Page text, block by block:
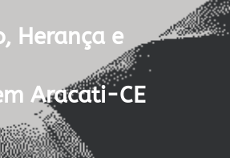
Herança e
Aracati-CE